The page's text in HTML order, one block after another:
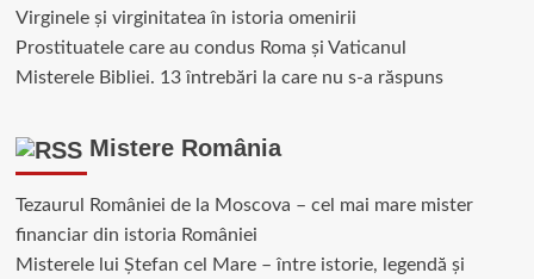
Virginele şi virginitatea în istoria omenirii
Prostituatele care au condus Roma și Vaticanul
Misterele Bibliei. 13 întrebări la care nu s-a răspuns
Mistere România
Tezaurul României de la Moscova – cel mai mare mister
financiar din istoria României
Misterele lui Ștefan cel Mare – între istorie, legendă și